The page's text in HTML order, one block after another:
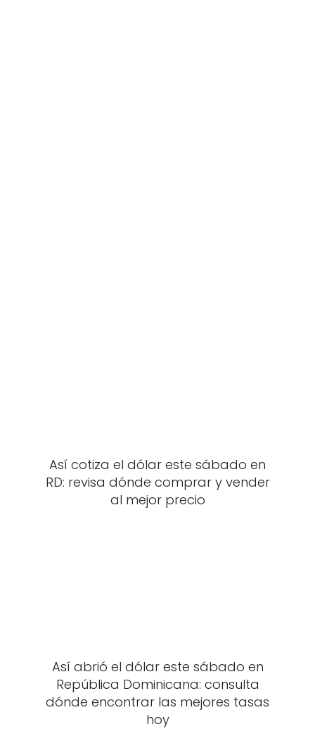
Así cotiza el dólar este sábado en
RD: revisa dónde comprar y vender
al mejor precio
Así abrió el dólar este sábado en
República Dominicana: consulta
dónde encontrar las mejores tasas
hoy